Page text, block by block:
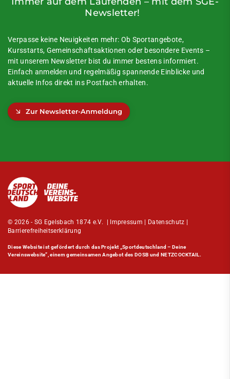
Newsletter!
Verpasse keine Neuigkeiten mehr: Ob Sportangebote,
Kursstarts, Gemeinschaftsaktionen oder besondere Events –
mit unserem Newsletter bist du immer bestens informiert.
Einfach anmelden und regelmäßig spannende Einblicke und
aktuelle Infos direkt ins Postfach erhalten.
Zur Newsletter-Anmeldung
© 2026 - SG Egelsbach 1874 e.V. | Impressum | Datenschutz |
Barrierefreiheitserklärung
Diese Website ist gefördert durch das Projekt„Sportdeutschland – Deine
Vereinswebsite”, einem gemeinsamen Angebot des DOSB und NETZCOCKTAIL.